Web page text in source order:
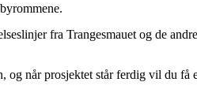
fra Trangesmauet og de
når prosjektet står ferdig vil du få